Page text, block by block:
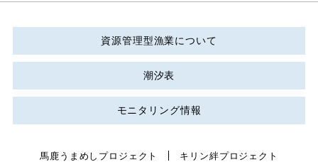
資源管理型漁業について
潮汐表
モニタリング情報
馬鹿うまめしプロジェクト
キリン絆プロジェクト